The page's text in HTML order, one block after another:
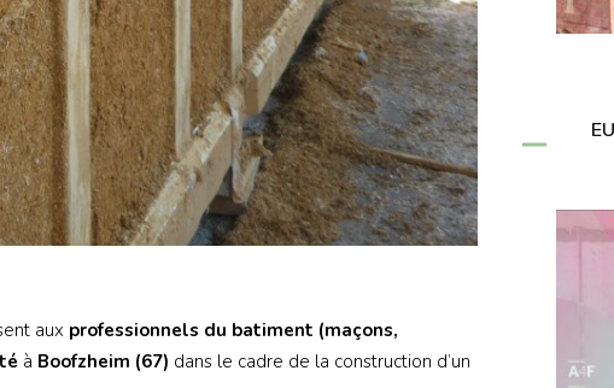
aux professionnels du batiment (maçons,
à Boofzheim (67) dans le cadre de la construction d’un